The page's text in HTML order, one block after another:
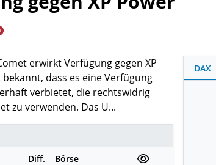
erwirkt Verfügung gegen XP
bekannt, dass es eine Verfügung
verbietet, die rechtswidrig
zu verwenden. Das U...
Diff.
Börse
DAX